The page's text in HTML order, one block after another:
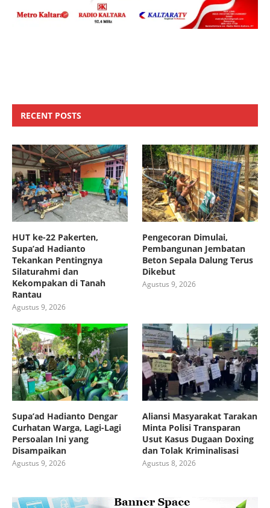
RECENT POSTS
HUT ke-22 Pakerten,
Supa’ad Hadianto
Tekankan Pentingnya
Silaturahmi dan
Kekompakan di Tanah
Rantau
Agustus 9, 2026
Pengecoran Dimulai,
Pembangunan Jembatan
Beton Sepala Dalung Terus
Dikebut
Agustus 9, 2026
Supa’ad Hadianto Dengar
Curhatan Warga, Lagi-Lagi
Persoalan Ini yang
Disampaikan
Agustus 9, 2026
Aliansi Masyarakat Tarakan
Minta Polisi Transparan
Usut Kasus Dugaan Doxing
dan Tolak Kriminalisasi
Agustus 8, 2026